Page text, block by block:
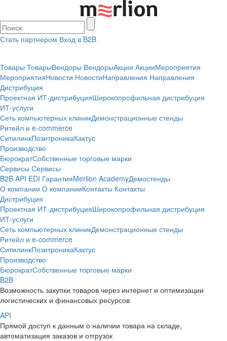
Стать партнером Вход в B2B
Товары ТоварыВендоры ВендорыАкции АкцииМероприятия
МероприятияНовости НовостиНаправления Направления
Дистрибуция
Проектная ИТ-дистрибуцияШирокопрофильная дистрибуция
ИТ-услуги
Сеть компьютерных клиникДемонстрационные стенды
Ритейл и e-commerce
СитилинкПозитроникаКактус
Производство
БюрократСобственные торговые марки
Сервисы Сервисы
B2B API EDI ГарантияMerlion AcademyДемостенды
О компании О компанииКонтакты Контакты
Дистрибуция
Проектная ИТ-дистрибуцияШирокопрофильная дистрибуция
ИТ-услуги
Сеть компьютерных клиникДемонстрационные стенды
Ритейл и e-commerce
СитилинкПозитроникаКактус
Производство
БюрократСобственные торговые марки
B2B
Возможность закупки товаров через интернет и оптимизации
логистических и финансовых ресурсов
API
Прямой доступ к данным о наличии товара на складе,
автоматизация заказов и отгрузок